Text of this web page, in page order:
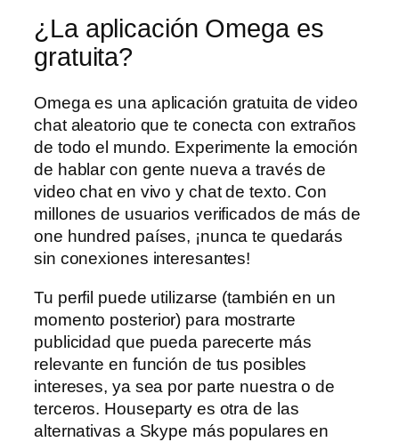
¿La aplicación Omega es
gratuita?
Omega es una aplicación gratuita de video
chat aleatorio que te conecta con extraños
de todo el mundo. Experimente la emoción
de hablar con gente nueva a través de
video chat en vivo y chat de texto. Con
millones de usuarios verificados de más de
one hundred países, ¡nunca te quedarás
sin conexiones interesantes!
Tu perfil puede utilizarse (también en un
momento posterior) para mostrarte
publicidad que pueda parecerte más
relevante en función de tus posibles
intereses, ya sea por parte nuestra o de
terceros. Houseparty es otra de las
alternativas a Skype más populares en